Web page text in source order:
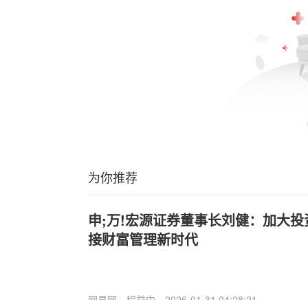
为你推荐
申;万!宏源证券董事长刘健：加大
接财富管理新时代